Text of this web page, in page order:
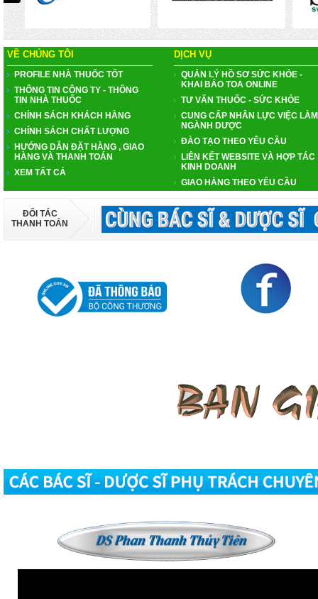
VỀ CHÚNG TÔI
PROFILE NHÀ THUỐC TỐT
THÔNG TIN CÔNG TY - THÔNG
TIN NHÀ THUỐC
CHÍNH SÁCH KHÁCH HÀNG
CHÍNH SÁCH CHẤT LƯỢNG
HƯỚNG DẪN ĐẶT HÀNG , GIAO
HÀNG VÀ THANH TOÁN
XEM TẤT CẢ
DỊCH VỤ
QUẢN LÝ HỒ SƠ SỨC KHỎE -
KHAI BÁO TOA ONLINE
TƯ VẤN THUỐC - SỨC KHỎE
CUNG CẤP NHÂN LỰC VIỆC LÀM
NGÀNH DƯỢC
ĐÀO TẠO THEO YÊU CẦU
LIÊN KẾT WEBSITE VÀ HỢP TÁC
KINH DOANH
GIAO HÀNG THEO YÊU CẦU
ĐỐI TÁC
THANH TOÁN